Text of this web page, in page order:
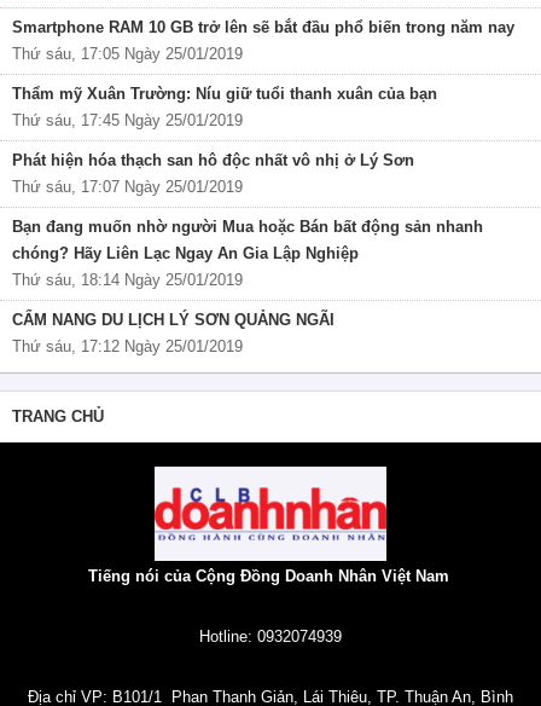
Smartphone RAM 10 GB trở lên sẽ bắt đầu phổ biến trong năm nay
Thứ sáu, 17:05 Ngày 25/01/2019
Thẩm mỹ Xuân Trường: Níu giữ tuổi thanh xuân của bạn
Thứ sáu, 17:45 Ngày 25/01/2019
Phát hiện hóa thạch san hô độc nhất vô nhị ở Lý Sơn
Thứ sáu, 17:07 Ngày 25/01/2019
Bạn đang muốn nhờ người Mua hoặc Bán bất động sản nhanh
chóng? Hãy Liên Lạc Ngay An Gia Lập Nghiệp
Thứ sáu, 18:14 Ngày 25/01/2019
CẨM NANG DU LỊCH LÝ SƠN QUẢNG NGÃI
Thứ sáu, 17:12 Ngày 25/01/2019
TRANG CHỦ
Tiếng nói của Cộng Đồng Doanh Nhân Việt Nam
Hotline: 0932074939
Địa chỉ VP: B101/1 Phan Thanh Giản, Lái Thiêu, TP. Thuận An, Bình